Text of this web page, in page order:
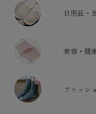
ベッドシーツ
布団カバー・カバーセッ
枕・ピローケース
ケット・綿毛布 chevron_right
日用品・
クッション
生地・手芸用品
スリッパ・ルームシュー
せっけん・洗剤
美容・健
マスク
コットン・綿棒
ファッシ